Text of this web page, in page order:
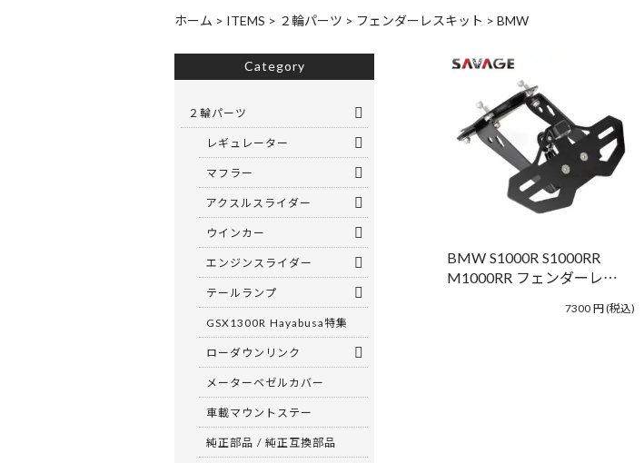
ホーム > ITEMS > ２輪パーツ > フェンダーレスキット > BMW
BMW S1000R S1000RR
M1000RR フェンダーレ…
7300円(税込)
Category
２輪パーツ
レギュレーター
マフラー
アクスルスライダー
ウインカー
エンジンスライダー
テールランプ
GSX1300R Hayabusa特集
ローダウンリンク
メーターベゼルカバー
車載マウントステー
純正部品 / 純正互換部品